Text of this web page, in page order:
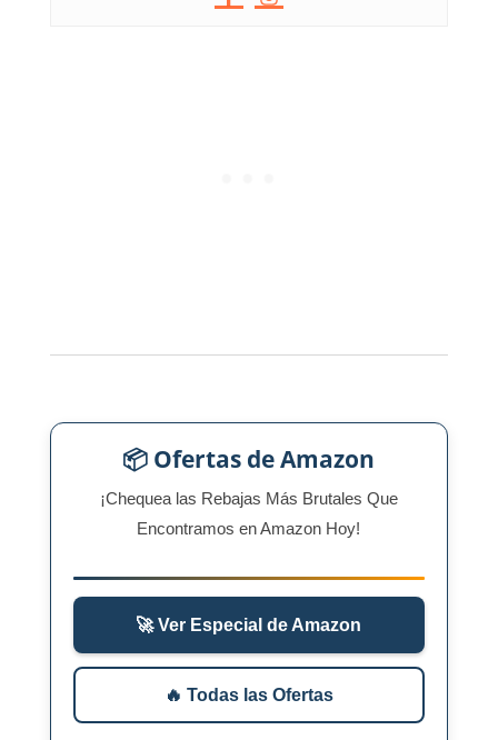
📦 Ofertas de Amazon
¡Chequea las Rebajas Más Brutales Que
Encontramos en Amazon Hoy!
🚀 Ver Especial de Amazon
🔥 Todas las Ofertas